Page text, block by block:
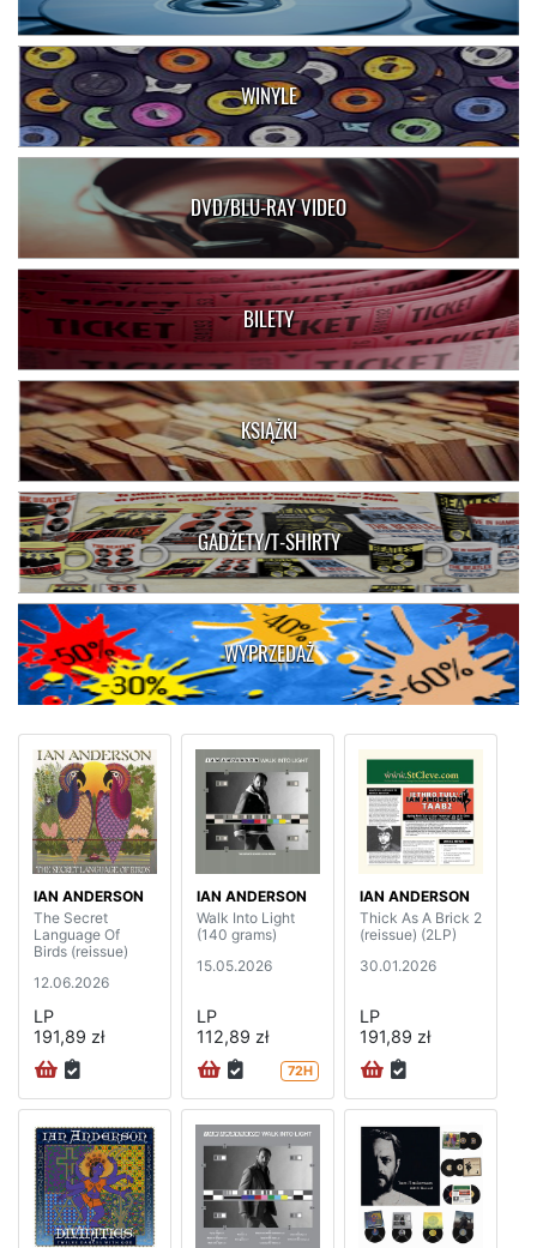
WINYLE
DVD/BLU-RAY VIDEO
BILETY
KSIĄŻKI
GADŻETY/T-SHIRTY
WYPRZEDAŻ
IAN ANDERSON
The Secret
Language Of
Birds (reissue)
12.06.2026
LP
191,89 zł
IAN ANDERSON
Walk Into Light
(140 grams)
15.05.2026
LP
112,89 zł
72H
IAN ANDERSON
Thick As A Brick 2
(reissue) (2LP)
30.01.2026
LP
191,89 zł